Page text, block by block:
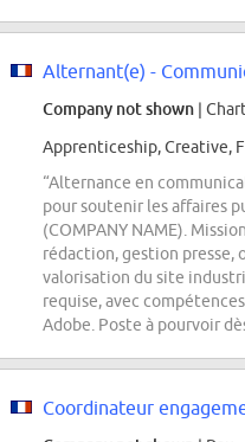
Alternant(e) -
Company not shown |
Apprenticeship, Creative,
“Alternance en
pour soutenir les affaires
(COMPANY NAME).
rédaction, gestion presse,
valorisation du site
requise, avec
Adobe. Poste à pourvoir